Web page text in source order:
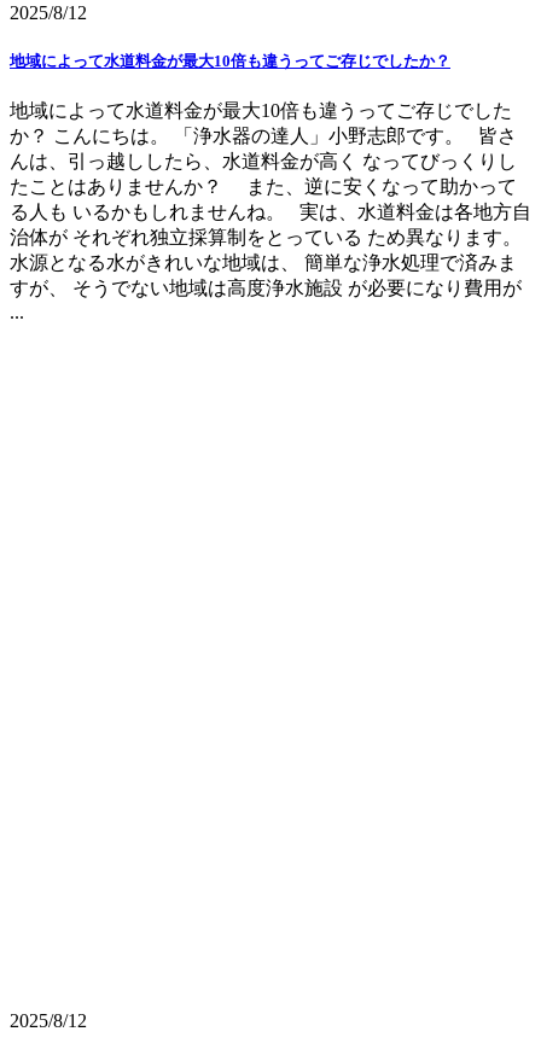
2025/8/12
地域によって水道料金が最大10倍も違うってご存じでしたか？
地域によって水道料金が最大10倍も違うってご存じでした
か？ こんにちは。 「浄水器の達人」小野志郎です。 皆さ
んは、引っ越ししたら、水道料金が高く なってびっくりし
たことはありませんか？ また、逆に安くなって助かって
る人も いるかもしれませんね。 実は、水道料金は各地方自
治体が それぞれ独立採算制をとっている ため異なります。
水源となる水がきれいな地域は、 簡単な浄水処理で済みま
すが、 そうでない地域は高度浄水施設 が必要になり費用が
...
2025/8/12